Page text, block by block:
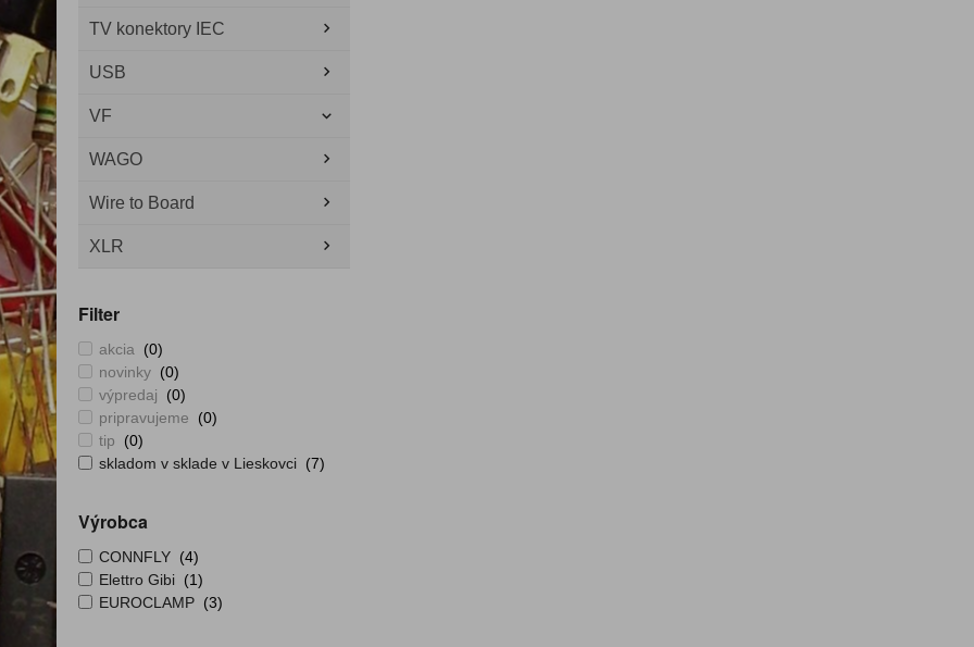
TV konektory IEC
USB
VF
WAGO
Wire to Board
XLR
Filter
akcia
(0)
novinky (0)
výpredaj
(0)
pripravujeme
(0)
tip
(0)
skladom v sklade v Lieskovci (7)
Výrobca
CONNFLY (4)
Elettro Gibi (1)
EUROCLAMP (3)